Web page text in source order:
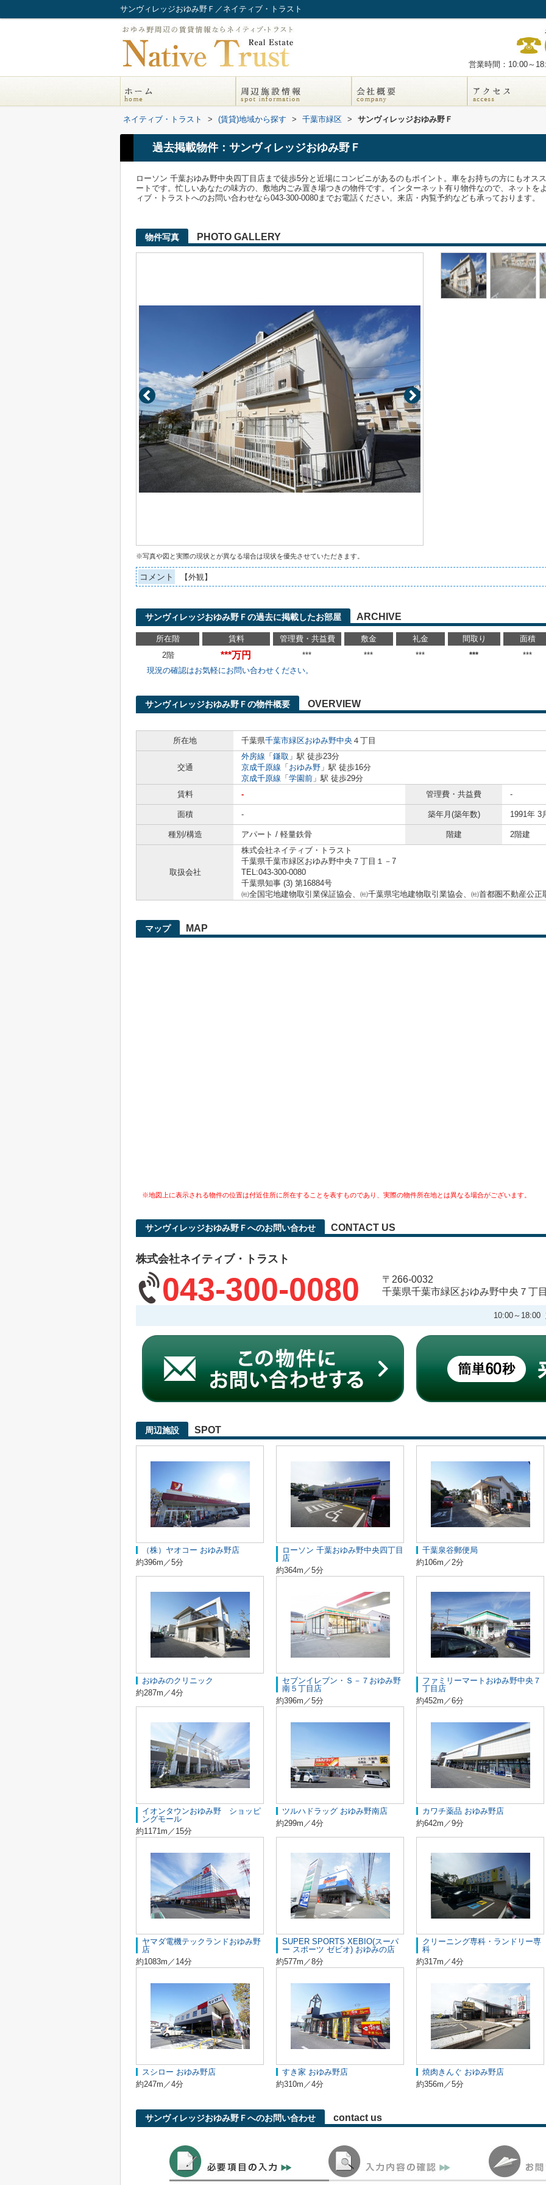
サンヴィレッジおゆみ野Ｆ／ネイティブ・トラスト
営業時間：10:00～
ネイティブ・トラスト > (賃貸)地域から探す > 千葉市緑区 > サンヴィレッジおゆみ野Ｆ
過去掲載物件：サンヴィレッジおゆみ野Ｆ
ローソン 千葉おゆみ野中央四丁目店まで徒歩5分と近場にコンビニがあるのもポイント。車をお持ちの方にもオス
ートです。忙しいあなたの味方の、敷地内ごみ置き場つきの物件です。インターネット有り物件なので、ネットを
ィブ・トラストへのお問い合わせなら043-300-0080までお電話ください。来店・内覧予約なども承っております。
物件写真 PHOTO GALLERY
※写真や図と実際の現状とが異なる場合は現状を優先させていただきます。
コメント 【外観】
サンヴィレッジおゆみ野Ｆの過去に掲載したお部屋 ARCHIVE
所在階 賃料 管理費・共益費 敷金 礼金 間取り 面積
2階
***万円 *** *** *** *** ***
現況の確認はお気軽にお問い合わせください。
サンヴィレッジおゆみ野Ｆの物件概要 OVERVIEW
所在地
千葉県千葉市緑区おゆみ野中央 ４丁目
交通
外房線 「 鎌取 」駅 徒歩23分
京成千原線 「 おゆみ野 」駅 徒歩16分
京成千原線 「 学園前 」駅 徒歩29分
賃料
- 管理費・共益費 -
面積 - 築年月(築年数) 1991年 3
種別/構造 アパート / 軽量鉄骨 階建 2階建
取扱会社
株式会社ネイティブ・トラスト
千葉県千葉市緑区おゆみ野中央７丁目１－7
TEL:043-300-0080
千葉県知事 (3) 第16884号
㈳全国宅地建物取引業保証協会、㈳千葉県宅地建物取引業協会、㈳首都圏不動産公正
マップ MAP
※地図上に表示される物件の位置は付近住所に所在することを表すものであり、実際の物件所在地とは異なる場合がございます。
サンヴィレッジおゆみ野Ｆへのお問い合わせ CONTACT US
株式会社ネイティブ・トラスト
043-300-0080
〒266-0032
千葉県千葉市緑区おゆみ野中央７丁
10:00～18:00
周辺施設 SPOT
（株）ヤオコー おゆみ野店
約396m／5分
ローソン 千葉おゆみ野中央四丁目
店
約364m／5分
千葉泉谷郵便局
約106m／2分
おゆみのクリニック
約287m／4分
セブンイレブン・Ｓ－７おゆみ野
南５丁目店
約396m／5分
ファミリーマートおゆみ野中央７
丁目店
約452m／6分
イオンタウンおゆみ野 ショッピ
ングモール
約1171m／15分
ツルハドラッグ おゆみ野南店
約299m／4分
カワチ薬品 おゆみ野店
約642m／9分
ヤマダ電機テックランドおゆみ野
店
約1083m／14分
SUPER SPORTS XEBIO(スーパ
ー スポーツ ゼビオ) おゆみの店
約577m／8分
クリーニング専科・ランドリー専
科
約317m／4分
スシロー おゆみ野店
約247m／4分
すき家 おゆみ野店
約310m／4分
焼肉きんぐ おゆみ野店
約356m／5分
サンヴィレッジおゆみ野Ｆへのお問い合わせ contact us